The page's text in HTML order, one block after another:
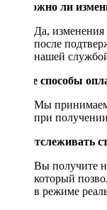
Возможно ли
Да,
после
нашей
Какие способы
Мы принимаем
при
Как отслеживать
Вы получите
который
в режиме